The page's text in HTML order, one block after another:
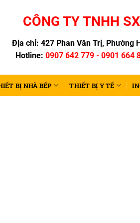
CÔNG TY TNHH
Địa chỉ: 427 Phan Văn Trị, Phường
Hotline: 0907 642 779 - 0901 664
BỊ NHÀ BẾP THIẾT BỊ Y TẾ